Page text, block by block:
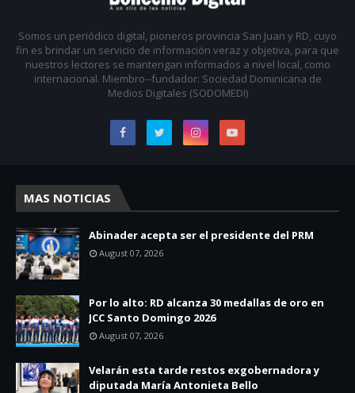
Somos un periódico digital, pioneros provincia San Juan y RD, cuyo
fin es brindar un servicio de información veraz y objetiva, para que
nuestros lectores se mantengan informados a nivel local, como
internacional. Miembro--fundador: Sociedad Dominicana de
Medios Digitales (SODOMEDI)
MAS NOTICIAS
Abinader acepta ser el presidente del PRM
August 07, 2026
Por lo alto: RD alcanza 30 medallas de oro en
JCC Santo Domingo 2026
August 07, 2026
Velarán esta tarde restos exgobernadora y
diputada María Antonieta Bello